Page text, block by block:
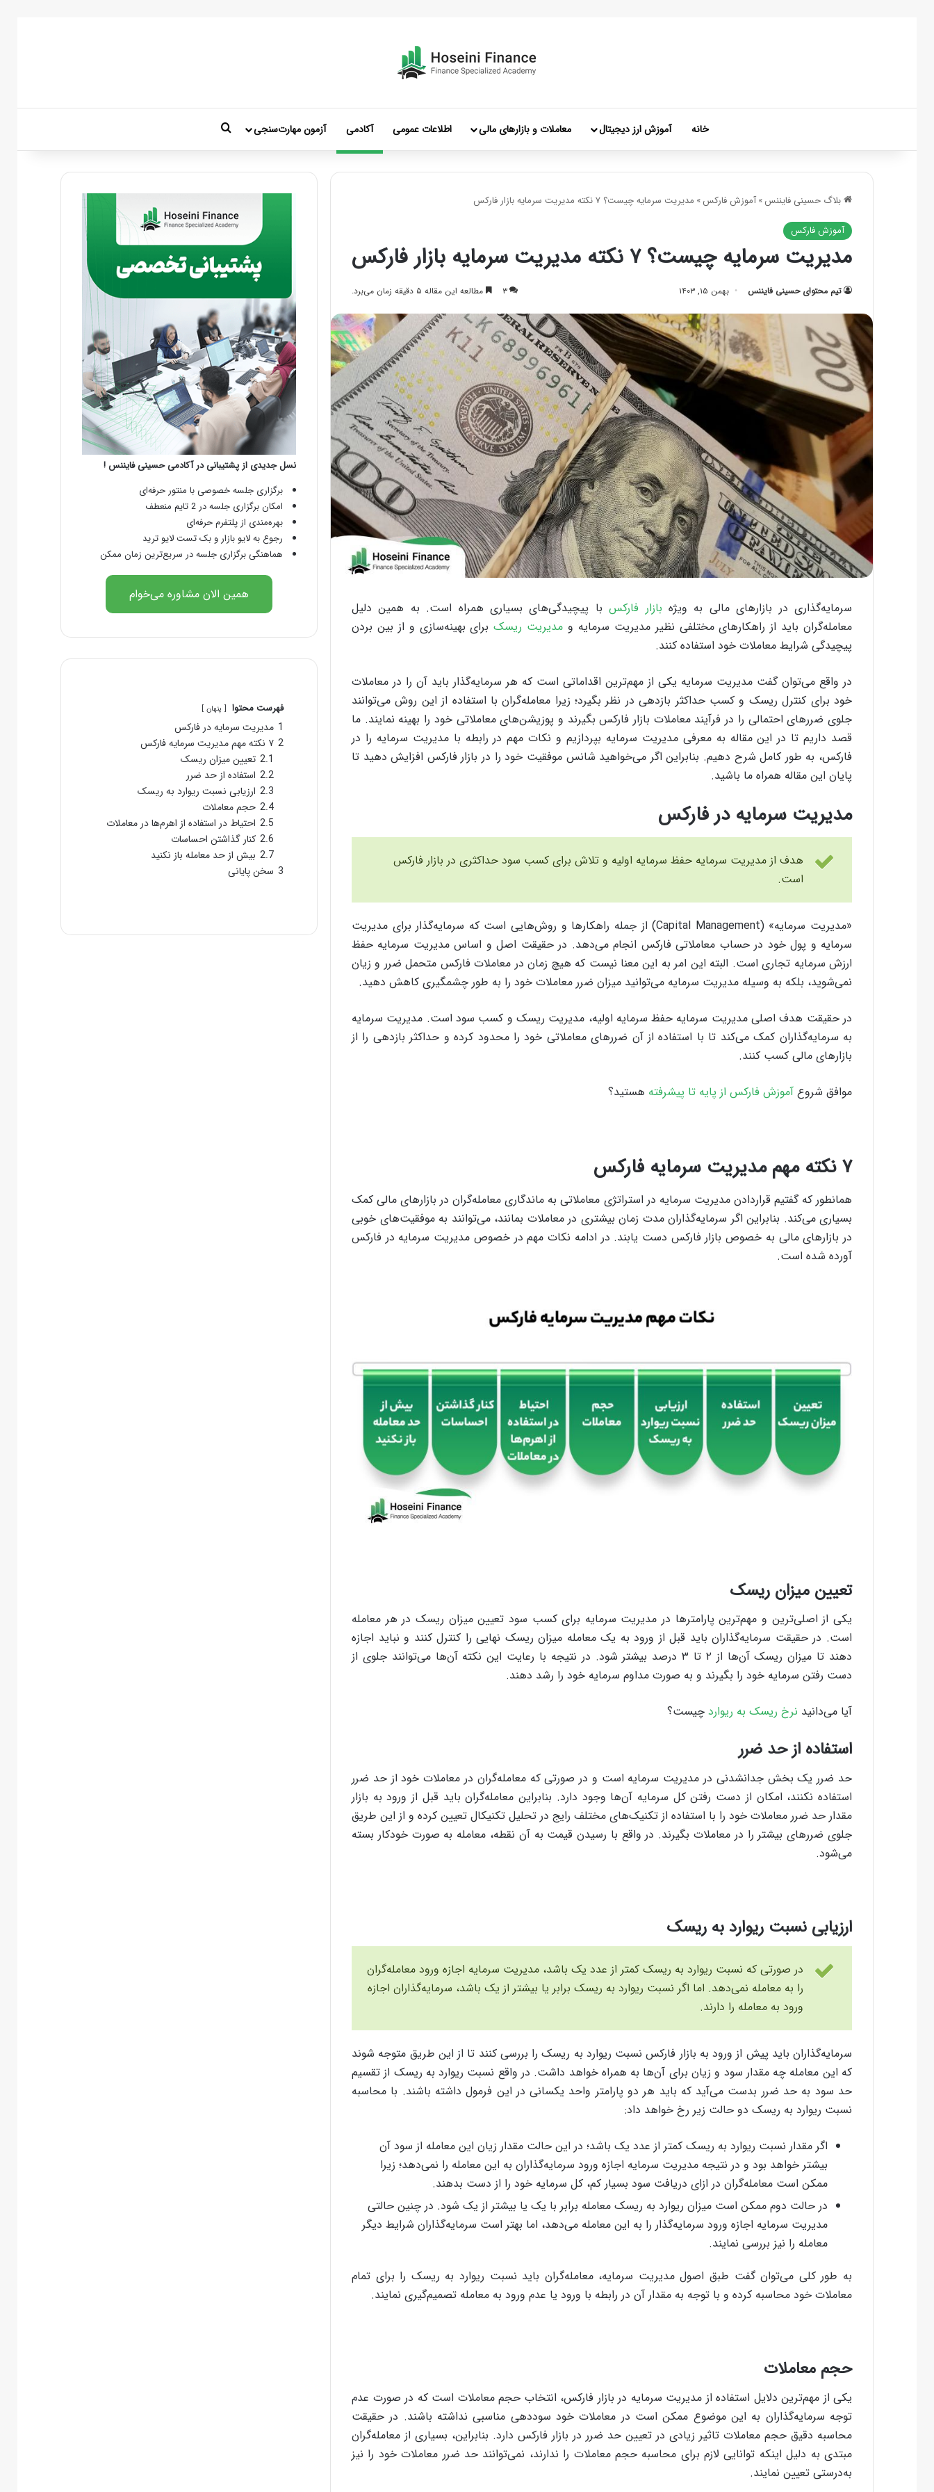
خانه آموزش ارز دیجیتال معاملات و بازارهای مالی اطلاعات عمومی آکادمی آزمون مهارت‌سنجی
بلاگ حسینی فایننس»آموزش فارکس» مدیریت سرمایه چیست؟ ۷ نکته مدیریت سرمایه بازار فارکس
آموزش فارکس
مدیریت سرمایه چیست؟ ۷ نکته مدیریت سرمایه بازار فارکس
تیم محتوای حسینی‌ فایننس بهمن ۱۵, ۱۴۰۳ ۳ مطالعه این مقاله ۵ دقیقه زمان می‌برد.
سرمایه‌گذاری در بازارهای مالی به ویژه بازار فارکسبا پیچیدگی‌های بسیاری همراه است. به همین دلیل
معامله‌گران باید از راهکارهای مختلفی نظیر مدیریت سرمایه و مدیریت ریسکبرای بهینه‌سازی و از بین بردن
پیچیدگی شرایط معاملات خود استفاده کنند.
در واقع می‌توان گفت مدیریت سرمایه یکی از مهم‌ترین اقداماتی است که هر سرمایه‌گذار باید آن را در معاملات
خود برای کنترل ریسک و کسب حداکثر بازدهی در نظر بگیرد؛ زیرا معامله‌گران با استفاده از این روش می‌توانند
جلوی ضررهای احتمالی را در فرآیند معاملات بازار فارکس بگیرند و پوزیشن‌های معاملاتی خود را بهینه نمایند. ما
قصد داریم تا در این مقاله به معرفی مدیریت سرمایه بپردازیم و نکات مهم در رابطه با مدیریت سرمایه را در
فارکس، به طور کامل شرح دهیم. بنابراین اگر می‌خواهید شانس موفقیت خود را در بازار فارکس افزایش دهید تا
پایان این مقاله همراه ما باشید.
مدیریت سرمایه در فارکس
هدف از مدیریت سرمایه حفظ سرمایه اولیه و تلاش برای کسب سود حداکثری در بازار فارکس
است.
«مدیریت سرمایه» (Capital Management) از جمله راهکارها و روش‌هایی است که سرمایه‌گذار برای مدیریت
سرمایه و پول خود در حساب معاملاتی فارکس انجام می‌دهد. در حقیقت اصل و اساس مدیریت سرمایه حفظ
ارزش سرمایه تجاری است. البته این امر به این معنا نیست که هیچ زمان در معاملات فارکس متحمل ضرر و زیان
نمی‌شوید، بلکه به وسیله مدیریت سرمایه می‌توانید میزان ضرر معاملات خود را به طور چشمگیری کاهش دهید.
در حقیقت هدف اصلی مدیریت سرمایه حفظ سرمایه اولیه، مدیریت ریسک و کسب سود است. مدیریت سرمایه
به سرمایه‌گذاران کمک می‌کند تا با استفاده از آن ضررهای معاملاتی خود را محدود کرده و حداکثر بازدهی را از
بازارهای مالی کسب کنند.
موافق شروع آموزش فارکس از پایه تا پیشرفته هستید؟
۷ نکته مهم مدیریت سرمایه فارکس
همانطور که گفتیم قراردادن مدیریت سرمایه در استراتژی معاملاتی به ماندگاری معامله‌گران در بازارهای مالی کمک
بسیاری می‌کند. بنابراین اگر سرمایه‌گذاران مدت زمان بیشتری در معاملات بمانند، می‌توانند به موفقیت‌های خوبی
در بازارهای مالی به خصوص بازار فارکس دست یابند. در ادامه نکات مهم در خصوص مدیریت سرمایه در فارکس
آورده شده است.
تعیین میزان ریسک
یکی از اصلی‌ترین و مهم‌ترین پارامترها در مدیریت سرمایه برای کسب سود تعیین میزان ریسک در هر معامله
است. در حقیقت سرمایه‌گذاران باید قبل از ورود به یک معامله میزان ریسک نهایی را کنترل کنند و نباید اجازه
دهند تا میزان ریسک آن‌ها از ۲ تا ۳ درصد بیشتر شود. در نتیجه با رعایت این نکته آن‌ها می‌توانند جلوی از
دست رفتن سرمایه خود را بگیرند و به صورت مداوم سرمایه خود را رشد دهند.
آیا می‌دانید نرخ ریسک به ریوارد چیست؟
استفاده از حد ضرر
حد ضرر یک بخش جدانشدنی در مدیریت سرمایه است و در صورتی که معامله‌گران در معاملات خود از حد ضرر
استفاده نکنند، امکان از دست رفتن کل سرمایه آن‌ها وجود دارد. بنابراین معامله‌گران باید قبل از ورود به بازار
مقدار حد ضرر معاملات خود را با استفاده از تکنیک‌های مختلف رایج در تحلیل تکنیکال تعیین کرده و از این طریق
جلوی ضررهای بیشتر را در معاملات بگیرند. در واقع با رسیدن قیمت به آن نقطه، معامله به صورت خودکار بسته
می‌شود.
ارزیابی نسبت ریوارد به ریسک
در صورتی که نسبت ریوارد به ریسک کمتر از عدد یک باشد، مدیریت سرمایه اجازه ورود معامله‌گران
را به معامله نمی‌دهد. اما اگر نسبت ریوارد به ریسک برابر یا بیشتر از یک باشد، سرمایه‌گذاران اجازه
ورود به معامله را دارند.
سرمایه‌گذاران باید پیش از ورود به بازار فارکس نسبت ریوارد به ریسک را بررسی کنند تا از این طریق متوجه شوند
که این معامله چه مقدار سود و زیان برای آن‌ها به همراه خواهد داشت. در واقع نسبت ریوارد به ریسک از تقسیم
حد سود به حد ضرر بدست می‌آید که باید هر دو پارامتر واحد یکسانی در این فرمول داشته باشند. با محاسبه
نسبت ریوارد به ریسک دو حالت زیر رخ خواهد داد:
اگر مقدار نسبت ریوارد به ریسک کمتر از عدد یک باشد؛ در این حالت مقدار زیان این معامله از سود آن
بیشتر خواهد بود و در نتیجه مدیریت سرمایه اجازه ورود سرمایه‌گذاران به این معامله را نمی‌دهد؛ زیرا
ممکن است معامله‌گران در ازای دریافت سود بسیار کم، کل سرمایه خود را از دست بدهند.
در حالت دوم ممکن است میزان ریوارد به ریسک معامله برابر با یک یا بیشتر از یک شود. در چنین حالتی
مدیریت سرمایه اجازه ورود سرمایه‌گذار را به این معامله می‌دهد، اما بهتر است سرمایه‌گذاران شرایط دیگر
معامله را نیز بررسی نمایند.
به طور کلی می‌توان گفت طبق اصول مدیریت سرمایه، معامله‌گران باید نسبت ریوارد به ریسک را برای تمام
معاملات خود محاسبه کرده و با توجه به مقدار آن در رابطه با ورود یا عدم ورود به معامله تصمیم‌گیری نمایند.
حجم معاملات
یکی از مهم‌ترین دلایل استفاده از مدیریت سرمایه در بازار فارکس، انتخاب حجم معاملات است که در صورت عدم
توجه سرمایه‌گذاران به این موضوع ممکن است در معاملات خود سوددهی مناسبی نداشته باشند. در حقیقت
محاسبه دقیق حجم معاملات تاثیر زیادی در تعیین حد ضرر در بازار فارکس دارد. بنابراین، بسیاری از معامله‌گران
مبتدی به دلیل اینکه توانایی لازم برای محاسبه حجم معاملات را ندارند، نمی‌توانند حد ضرر معاملات خود را نیز
به‌درستی تعیین نمایند.
نسل جدیدی از پشتیبانی در آکادمی حسینی فایننس !
برگزاری جلسه خصوصی با منتور حرفه‌ای
امکان برگزاری جلسه در 2 تایم منعطف
بهره‌مندی از پلتفرم حرفه‌ای
رجوع به لایو بازار و بک تست لایو ترید
هماهنگی برگزاری جلسه در سریع‌ترین زمان ممکن
همین الان مشاوره می‌خوام
فهرست محتوا پنهان
1 مدیریت سرمایه در فارکس
2 ۷ نکته مهم مدیریت سرمایه فارکس
2.1 تعیین میزان ریسک
2.2 استفاده از حد ضرر
2.3 ارزیابی نسبت ریوارد به ریسک
2.4 حجم معاملات
2.5 احتیاط در استفاده از اهرم‌ها در معاملات
2.6 کنار گذاشتن احساسات
2.7 بیش از حد معامله باز نکنید
3 سخن پایانی